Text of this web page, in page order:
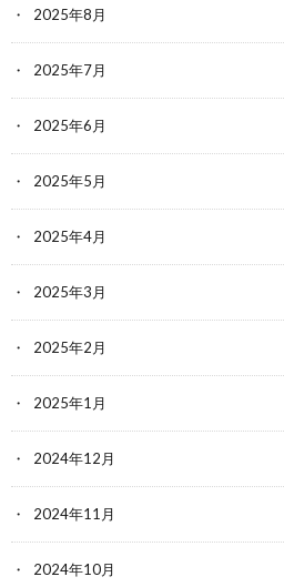
2025年8月
2025年7月
2025年6月
2025年5月
2025年4月
2025年3月
2025年2月
2025年1月
2024年12月
2024年11月
2024年10月